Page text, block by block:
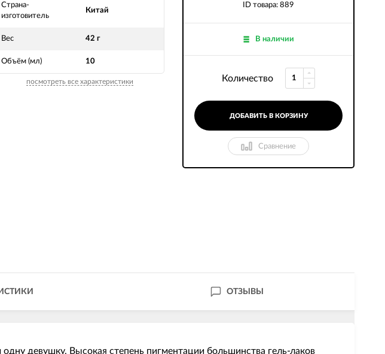
Страна-
изготовитель
Китай
Вес 42 г
Объём (мл) 10
посмотреть все характеристики
ID товара: 889
В наличии
Количество
ДОБАВИТЬ В КОРЗИНУ
Сравнение
ОТЗЫВЫ
девушку. Высокая степень пигментации большинства гель-лаков